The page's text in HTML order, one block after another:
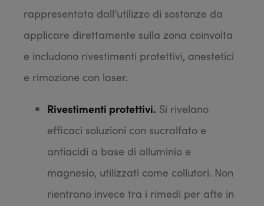
rappresentata dall’utilizzo di sostanze da
applicare direttamente sulla zona coinvolta
e includono rivestimenti protettivi, anestetici
e rimozione con laser.
Rivestimenti protettivi. Si rivelano
efficaci soluzioni con sucralfato e
antiacidi a base di alluminio e
magnesio, utilizzati come collutori. Non
rientrano invece tra i rimedi per afte in